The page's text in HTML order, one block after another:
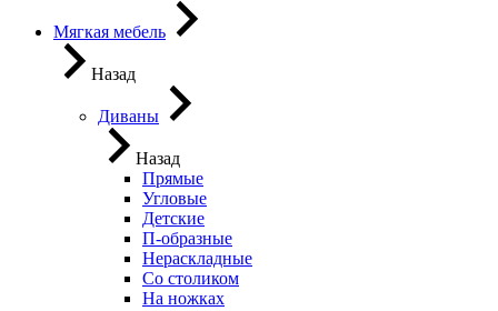
Мягкая мебель
Назад
Диваны
Назад
Прямые
Угловые
Детские
П-образные
Нераскладные
Со столиком
На ножках